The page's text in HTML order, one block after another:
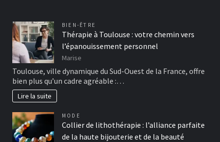
BIEN-ÊTRE
Thérapie à Toulouse : votre chemin vers
l’épanouissement personnel
Marise
Toulouse, ville dynamique du Sud-Ouest de la France, offre
bien plus qu’un cadre agréable :…
Lire la suite
MODE
Collier de lithothérapie : l’alliance parfaite
de la haute bijouterie et de la beauté